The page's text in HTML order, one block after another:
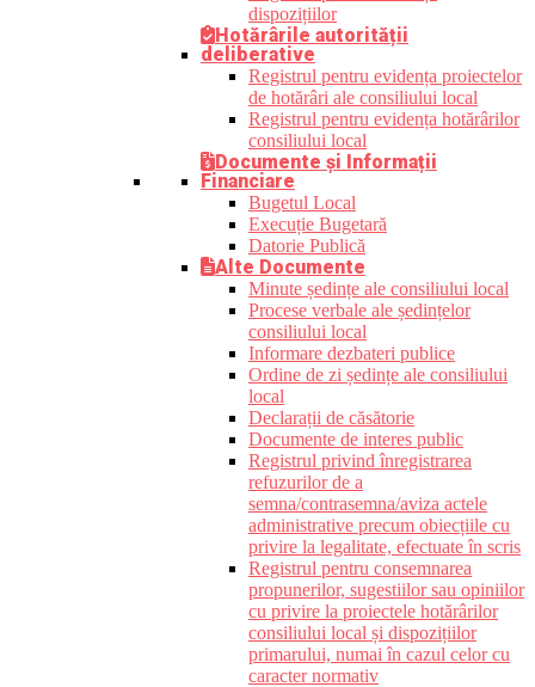
dispozițiilor
Hotărârile autorității
deliberative
Registrul pentru evidența proiectelor
de hotărâri ale consiliului local
Registrul pentru evidența hotărârilor
consiliului local
Documente și Informații
Financiare
Bugetul Local
Execuție Bugetară
Datorie Publică
Alte Documente
Minute ședințe ale consiliului local
Procese verbale ale ședințelor
consiliului local
Informare dezbateri publice
Ordine de zi ședințe ale consiliului
local
Declarații de căsătorie
Documente de interes public
Registrul privind înregistrarea
refuzurilor de a
semna/contrasemna/aviza actele
administrative precum obiecțiile cu
privire la legalitate, efectuate în scris
Registrul pentru consemnarea
propunerilor, sugestiilor sau opiniilor
cu privire la proiectele hotărârilor
consiliului local și dispozițiilor
primarului, numai în cazul celor cu
caracter normativ